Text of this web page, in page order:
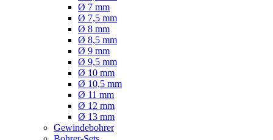
Ø 7 mm
Ø 7,5 mm
Ø 8 mm
Ø 8,5 mm
Ø 9 mm
Ø 9,5 mm
Ø 10 mm
Ø 10,5 mm
Ø 11 mm
Ø 12 mm
Ø 13 mm
Gewindebohrer